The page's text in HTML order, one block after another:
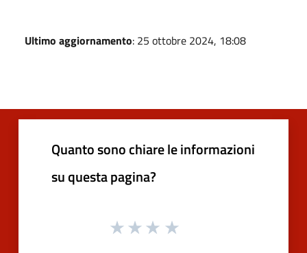
Ultimo aggiornamento: 25 ottobre 2024, 18:08
Quanto sono chiare le informazioni
su questa pagina?